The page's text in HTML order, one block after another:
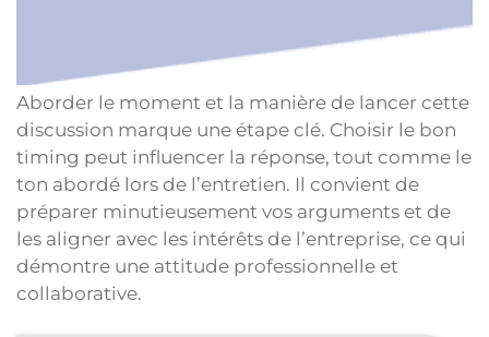
Aborder le moment et la manière de lancer cette
discussion marque une étape clé. Choisir le bon
timing peut influencer la réponse, tout comme le
ton abordé lors de l’entretien. Il convient de
préparer minutieusement vos arguments et de
les aligner avec les intérêts de l’entreprise, ce qui
démontre une attitude professionnelle et
collaborative.